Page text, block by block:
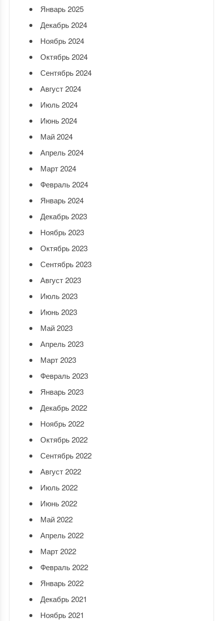
Январь 2025
Декабрь 2024
Ноябрь 2024
Октябрь 2024
Сентябрь 2024
Август 2024
Июль 2024
Июнь 2024
Май 2024
Апрель 2024
Март 2024
Февраль 2024
Январь 2024
Декабрь 2023
Ноябрь 2023
Октябрь 2023
Сентябрь 2023
Август 2023
Июль 2023
Июнь 2023
Май 2023
Апрель 2023
Март 2023
Февраль 2023
Январь 2023
Декабрь 2022
Ноябрь 2022
Октябрь 2022
Сентябрь 2022
Август 2022
Июль 2022
Июнь 2022
Май 2022
Апрель 2022
Март 2022
Февраль 2022
Январь 2022
Декабрь 2021
Ноябрь 2021